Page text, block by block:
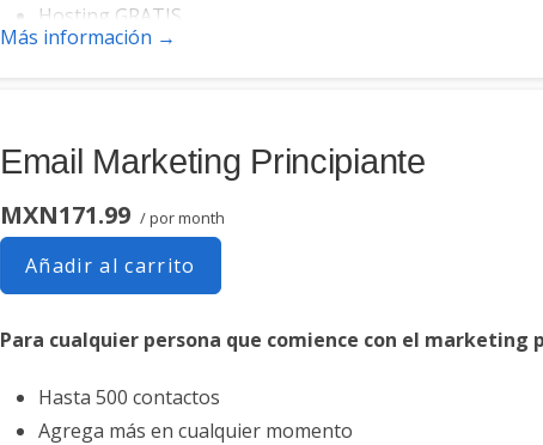
Hosting GRATIS
Más información →
Email Marketing Principiante
MXN171.99 / por month
Añadir al carrito
Para cualquier persona que comience con el marketing
Hasta 500 contactos
Agrega más en cualquier momento